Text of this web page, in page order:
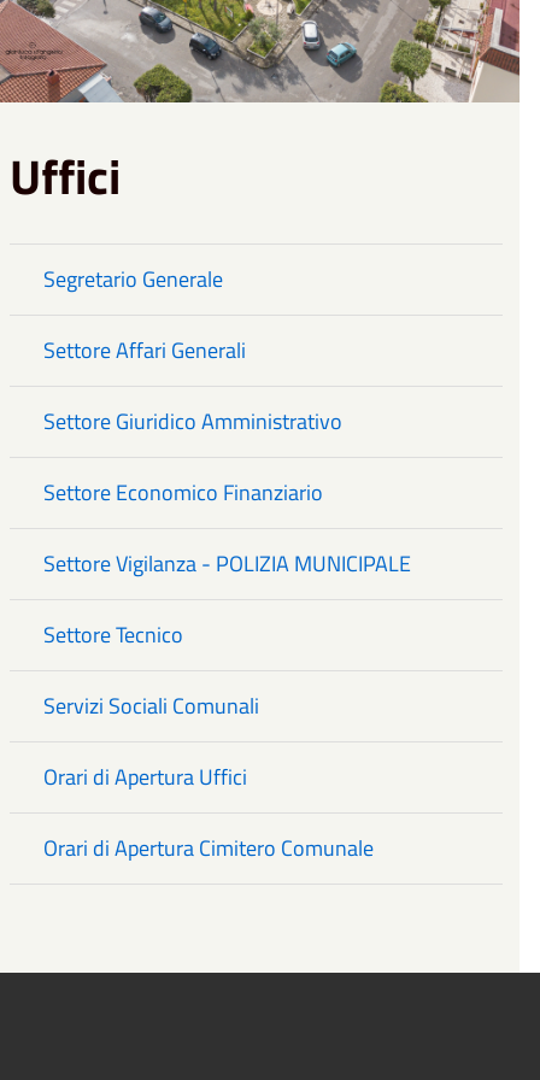
Uffici
Segretario Generale
Settore Affari Generali
Settore Giuridico Amministrativo
Settore Economico Finanziario
Settore Vigilanza - POLIZIA MUNICIPALE
Settore Tecnico
Servizi Sociali Comunali
Orari di Apertura Uffici
Orari di Apertura Cimitero Comunale